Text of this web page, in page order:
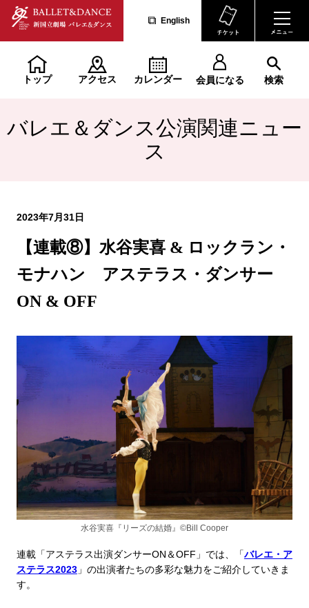
English
トップ アクセス カレンダー 会員になる 検索
バレエ＆ダンス公演関連ニュー
ス
2023年7月31日
【連載⑧】水谷実喜 & ロックラン・
モナハン アステラス・ダンサー
ON & OFF
水谷実喜『リーズの結婚』©Bill Cooper
連載「アステラス出演ダンサーON＆OFF」では、「バレエ・ア
ステラス2023」の出演者たちの多彩な魅力をご紹介していきま
す。